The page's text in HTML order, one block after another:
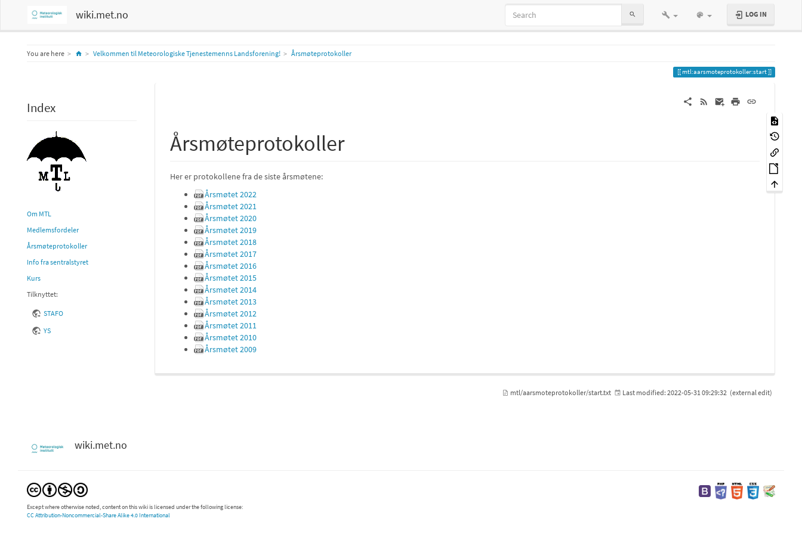
wiki.met.no LOG IN
You are here HomeVelkommen til Meteorologiske Tjenestemenns Landsforening! Årsmøteprotokoller
mtl:aarsmoteprotokoller:start
Index
Om MTL
Medlemsfordeler
Årsmøteprotokoller
Info fra sentralstyret
Kurs
Tilknyttet:
STAFO
YS
Årsmøteprotokoller
Her er protokollene fra de siste årsmøtene:
Årsmøtet 2022
Årsmøtet 2021
Årsmøtet 2020
Årsmøtet 2019
Årsmøtet 2018
Årsmøtet 2017
Årsmøtet 2016
Årsmøtet 2015
Årsmøtet 2014
Årsmøtet 2013
Årsmøtet 2012
Årsmøtet 2011
Årsmøtet 2010
Årsmøtet 2009
mtl/aarsmoteprotokoller/start.txt Last modified: 2022-05-31 09:29:32 (external edit)
wiki.met.no
Except where otherwise noted, content on this wiki is licensed under the following license:
CC Attribution-Noncommercial-Share Alike 4.0 International